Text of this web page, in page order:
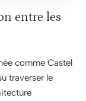
entre les
comme Castel
traverser le